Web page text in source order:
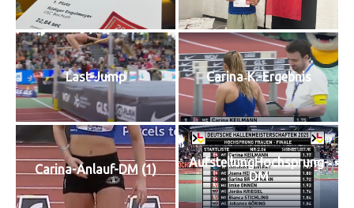
Last-Jump Carina‑K.-Ergebnis
Cari­na-Anlauf-DM (1)
Auf­stel­lung­Hoch­sprung-
DM